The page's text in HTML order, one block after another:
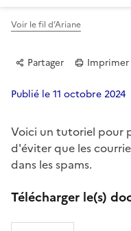
Voir le fil d’Ariane
Partager Imprimer
Partager sur
Publié le 11 octobre 2024
Voici un tutoriel pour
d'éviter que les
dans les spams.
Télécharger le(s)